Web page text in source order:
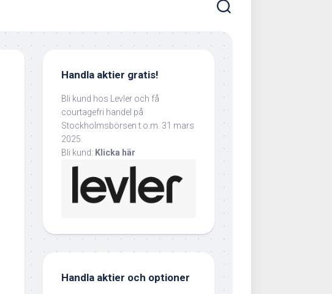
Handla aktier gratis!
Bli kund hos Levler och få
courtagefri handel på
Stockholmsbörsen t.o.m. 31 mars
2025.
Bli kund: Klicka här
Handla aktier och optioner